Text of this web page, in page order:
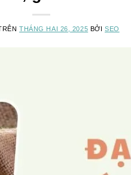
THÁNG HAI 26, 2025 BỞI SEO